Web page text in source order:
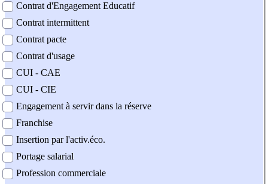
Contrat d'Engagement Educatif
Contrat intermittent
Contrat pacte
Contrat d'usage
CUI - CAE
CUI - CIE
Engagement à servir dans la réserve
Franchise
Insertion par l'activ.éco.
Portage salarial
Profession commerciale